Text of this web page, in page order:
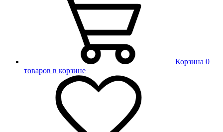
Корзина 0
товаров в корзине